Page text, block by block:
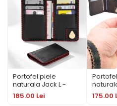
Alege calitatea românească
coș portofelul slim Loki Maro
premium, creat să reziste o viață
Portofel piele
naturala Jack L -
talon auto
185.00 Lei
slim
175.00